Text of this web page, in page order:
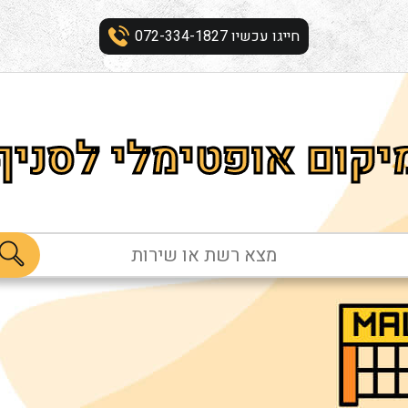
חייגו עכשיו 072-334-1827
אופטימלי